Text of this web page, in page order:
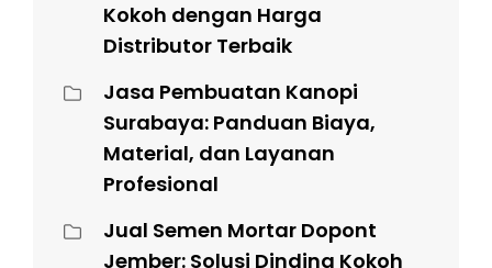
Kokoh dengan Harga
Distributor Terbaik
Jasa Pembuatan Kanopi
Surabaya: Panduan Biaya,
Material, dan Layanan
Profesional
Jual Semen Mortar Dopont
Jember: Solusi Dinding Kokoh